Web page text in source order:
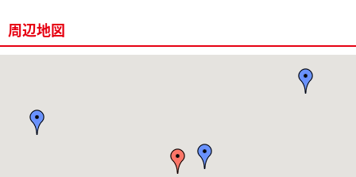
周辺地図